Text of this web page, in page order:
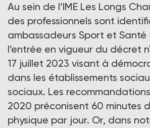
Au sein de l’IME Les Longs
des professionnels sont
ambassadeurs Sport et Santé
l’entrée en vigueur du décret
17 juillet 2023 visant à
dans les établissements
sociaux. Les recommandations
2020 préconisent 60 minutes
physique par jour. Or, dans